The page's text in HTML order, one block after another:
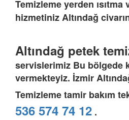
Temizlemeyerden
hizmetinizAltındağ
Altındağ petek
servislerimiz Bu bölgede
vermekteyiz. İzmir
Temizleme tamir bakım
536 574 74 12 .